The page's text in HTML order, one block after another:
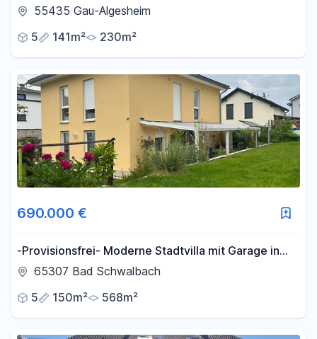
Familienhaus mit Garten in Gau-Algesheim
55435 Gau-Algesheim
5
141m² 230m²
690.000 €
-Provisionsfrei- Moderne Stadtvilla mit Garage in
Bad Schwalbach
65307 Bad Schwalbach
5
150m² 568m²